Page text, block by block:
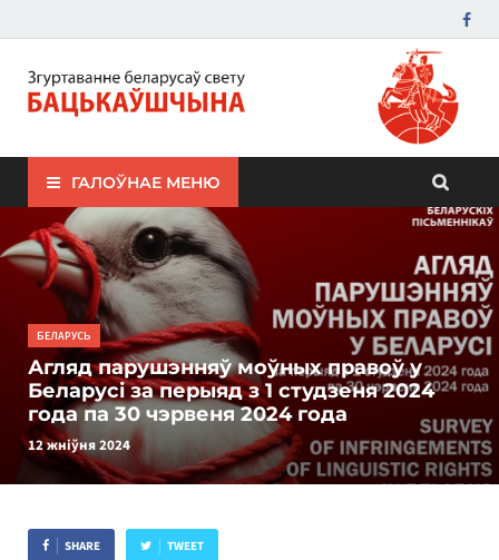
ЗБС "Бацькаўшчына"
ГАЛОЎНАЕ МЕНЮ
БЕЛАРУСЬ
Агляд парушэнняў моўных правоў у
Беларусі за перыяд з 1 студзеня 2024
года па 30 чэрвеня 2024 года
12 жніўня 2024
SHARE TWEET